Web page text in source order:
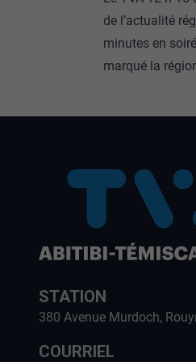
de l’actualité
minutes en
marqué la
STATION
380 Avenue Murdoch,
COURRIEL